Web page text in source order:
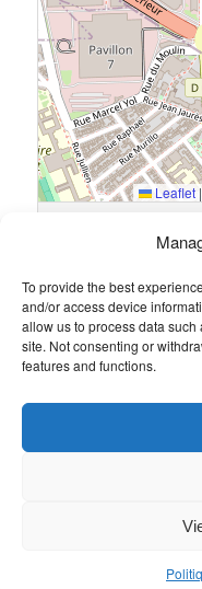
To provide the best
and/or access device
allow us to process data
site. Not consenting or
features and functions.
Leaflet |
Résultats
Équipe
Taylor Wessing
WGM
Ce contenu a été publié